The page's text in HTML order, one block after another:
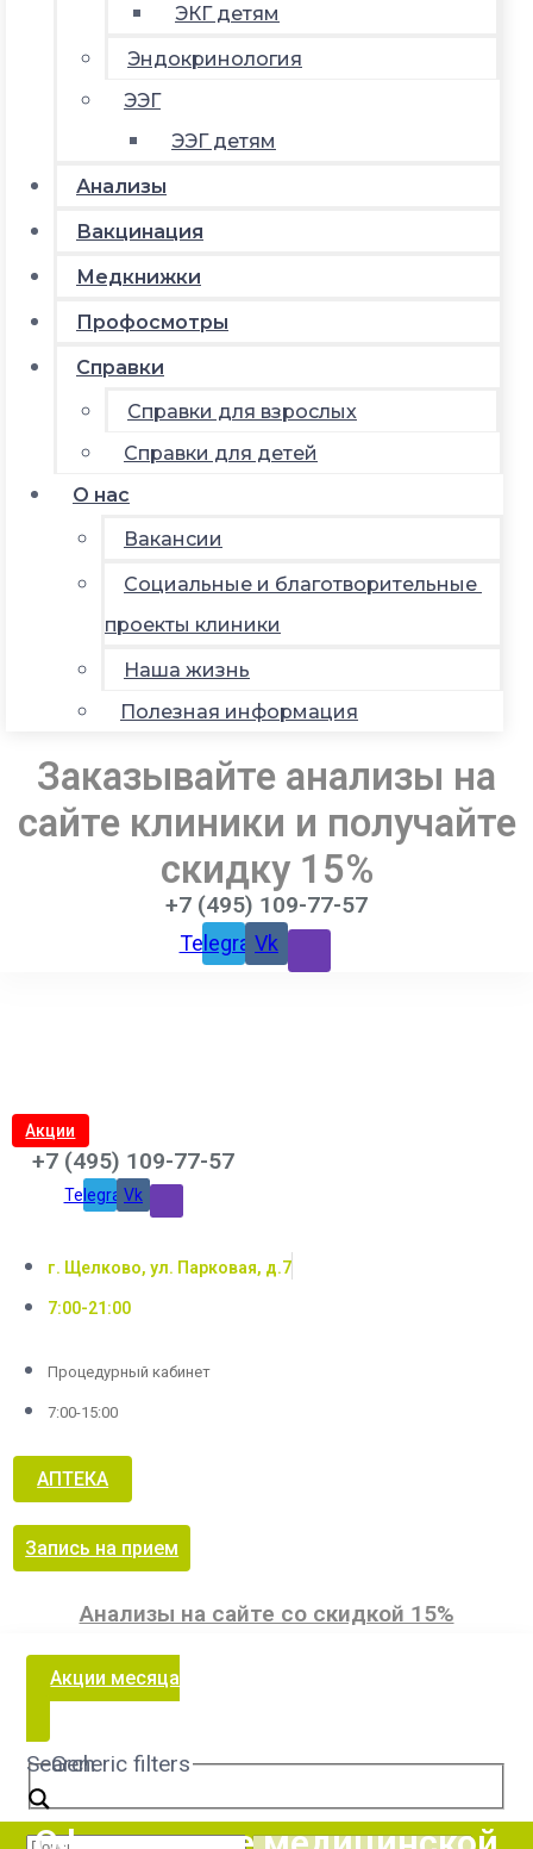
ЭКГ детям
Эндокринология
ЭЭГ
ЭЭГ детям
Анализы
Вакцинация
Медкнижки
Профосмотры
Справки
Справки для взрослых
Справки для детей
О нас
Вакансии
Социальные и благотворительные
проекты клиники
Наша жизнь
Полезная информация
Заказывайте анализы на
сайте клиники и получайте
скидку 15%
+7 (495) 109-77-57
TelegramVk
Акции
+7 (495) 109-77-57
TelegramVk
г. Щелково, ул. Парковая, д.7
7:00-21:00
Процедурный кабинет
7:00-15:00
АПТЕКА
Запись на прием
Анализы на сайте со скидкой 15%
Акции месяца
Search
Generic filters